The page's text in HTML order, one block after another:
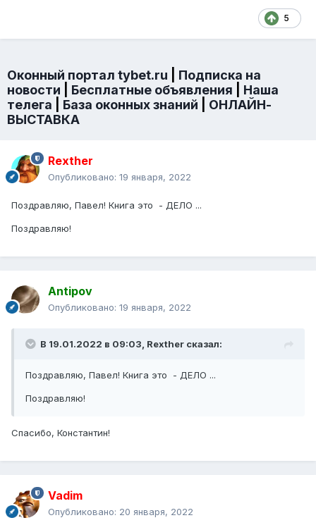
5
Оконный портал tybet.ru
Подписка на
новости
Бесплатные объявления
Наша
телега
База оконных знаний
ОНЛАЙН-
ВЫСТАВКА
Rexther
Опубликовано: 19 января, 2022
Поздравляю, Павел! Книга это - ДЕЛО ...
Поздравляю!
Antipov
Опубликовано: 19 января, 2022
В 19.01.2022 в 09:03, Rexther сказал:
Поздравляю, Павел! Книга это - ДЕЛО ...
Поздравляю!
Спасибо, Константин!
Vadim
Опубликовано: 20 января, 2022